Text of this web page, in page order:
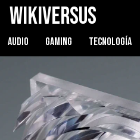
WikiVersus
AUDIO GAMING TECNOLOGÍA